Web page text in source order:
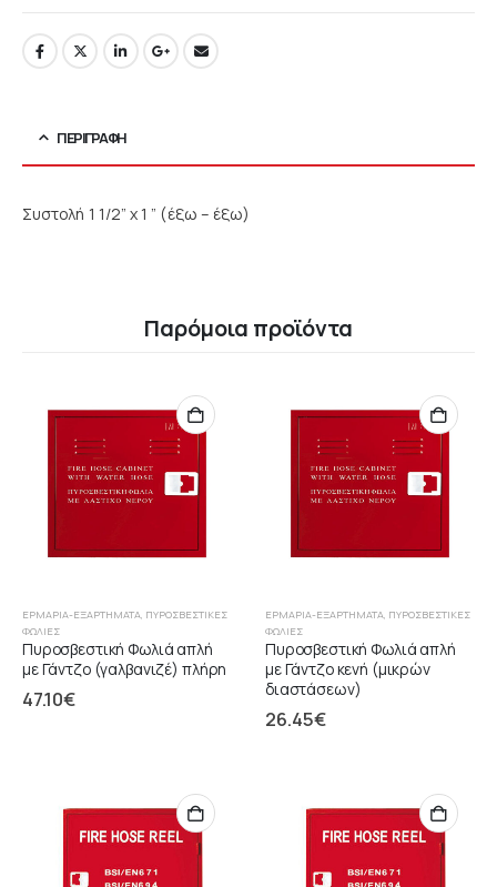
ΠΕΡΙΓΡΑΦΉ
Συστολή 1 1/2” x 1 ” (έξω – έξω)
Παρόμοια προϊόντα
ΕΡΜΆΡΙΑ-ΕΞΑΡΤΉΜΑΤΑ, ΠΥΡΟΣΒΕΣΤΙΚΈΣ
ΦΩΛΙΈΣ
Πυροσβεστική Φωλιά απλή
με Γάντζο (γαλβανιζέ) πλήρη
47.10€
ΕΡΜΆΡΙΑ-ΕΞΑΡΤΉΜΑΤΑ, ΠΥΡΟΣΒΕΣΤΙΚΈΣ
ΦΩΛΙΈΣ
Πυροσβεστική Φωλιά απλή
με Γάντζο κενή (μικρών
διαστάσεων)
26.45€